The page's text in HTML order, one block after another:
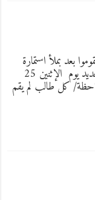
بعد بملأ استمارة
الرغبات لإختيار التخصص للسنة الثالثة ،أنه تم تحديد يوم الإثنين 25
كل طالب لم يقم